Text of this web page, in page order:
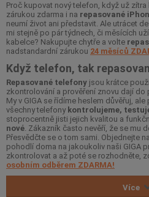
Proč kupovat nový telefon, když už
zárukou zdarma i na repasované
neumí život ani představit. Ale utrácet
mi stejně po pár týdnech, či měsících
kabelce? Nakupujte chytře a volte
nadstandardní zárukou 24 měsíců
Když telefon, tak
Repasované telefony jsou krátce
zkontrolování a prověření znovu dají
My v GIGA se řídíme heslem důvěřuj,
všechny telefony kontrolujeme,
stoprocentně jisti jejich kvalitou a
nové. Zákazník často nevěří, že se mu
Přesvědčte se o tom sami. Objednejte
pohodlí doma na jakoukoliv naši GIGA
zkontrolovat a až poté se rozhodněte,
osobním odběrem ZDARMA!
Více